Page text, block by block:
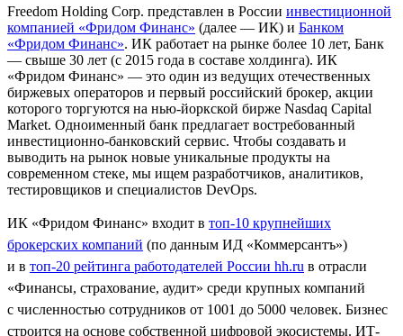
Freedom Holding Corp. представлен в России инвестиционной
компанией «Фридом Финанс» (далее — ИК) и Банком
«Фридом Финанс». ИК работает на рынке более 10 лет, Банк
— свыше 30 лет (с 2015 года в составе холдинга). ИК
«Фридом Финанс» — это один из ведущих отечественных
биржевых операторов и первый российский брокер, акции
которого торгуются на нью-йоркской бирже Nasdaq Capital
Market. Одноименный банк предлагает востребованный
инвестиционно-банковский сервис. Чтобы создавать и
выводить на рынок новые уникальные продукты на
современном стеке, мы ищем разработчиков, аналитиков,
тестировщиков и специалистов DevOps.
ИК «Фридом Финанс» входит в топ-10 крупнейших
брокерских компаний (по данным ИД «Коммерсантъ»)
и в топ-20 рейтинга работодателей России hh.ru в отрасли
«Финансы, страхование, аудит» среди крупных компаний
с численностью сотрудников от 1001 до 5000 человек. Бизнес
строится на основе собственной цифровой экосистемы. ИТ-